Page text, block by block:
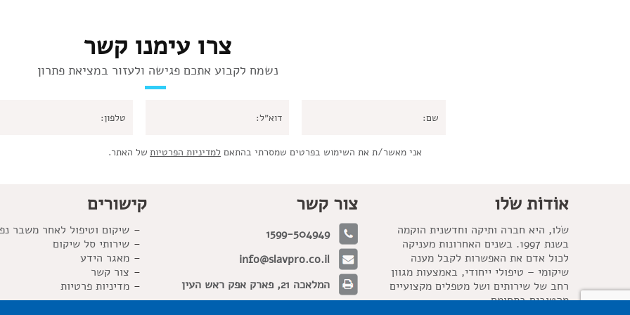
צרו עימנו קשר
נשמח לקבוע אתכם פגישה ולעזור במציאת פתרון
אני מאשר/ת את השימוש בפרטים שמסרתי בהתאם למדיניות הפרטיות של האתר.
אוֹדוֹת שׂלו
שׂלו, היא חברה ותיקה וחדשנית הוקמה
בשנת 1997. בשנים האחרונות מעניקה
לכול אדם את האפשרות לקבל מענה
שיקומי – טיפולי ייחודי, באמצעות מגוון
רחב של שירותים ושל מטפלים מקצועיים
מהטובים בתחומם.
צור קשר
1599-504949
info@slavpro.co.il
המלאכה 21, פארק אפק ראש העין
קישורים
שיקום וטיפול לאחר משבר
שירותי סל שיקום
מאגר הידע
צור קשר
מדיניות פרטיות